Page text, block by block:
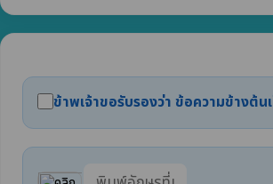
ข้าพเจ้าขอรับรองว่า ข้อความข้างต้